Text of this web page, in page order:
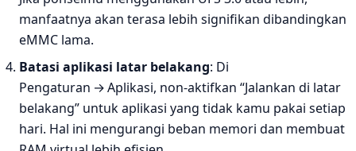
manfaatnya akan terasa lebih signifikan dibandingkan
eMMC lama.
Batasi aplikasi latar belakang: Di
Pengaturan → Aplikasi, non‑aktifkan “Jalankan di latar
belakang” untuk aplikasi yang tidak kamu pakai setiap
hari. Hal ini mengurangi beban memori dan membuat